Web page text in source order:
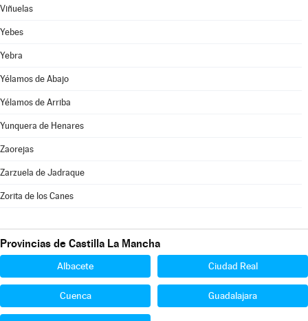
Viñuelas
Yebes
Yebra
Yélamos de Abajo
Yélamos de Arriba
Yunquera de Henares
Zaorejas
Zarzuela de Jadraque
Zorita de los Canes
Provincias de Castilla La Mancha
Albacete Ciudad Real
Cuenca Guadalajara